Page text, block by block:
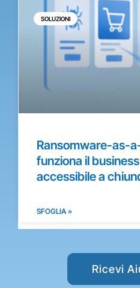
SOLUZIONI
Ransomware-as-
funziona il
accessibile a
SFOGLIA »
Ricevi